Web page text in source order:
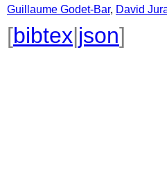
Guillaume Godet-Bar, David
[bibtex|json]